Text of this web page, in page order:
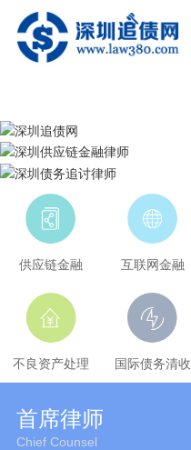
供应链金融 互联网金融
不良资产处理 国际债务清收
首席律师
Chief Counsel